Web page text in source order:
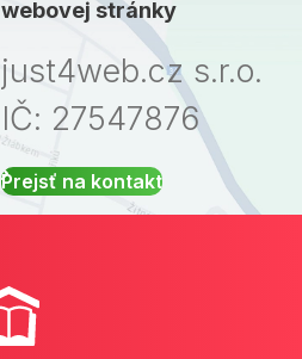
webovej stránky
just4web.cz s.r.o.
IČ: 27547876
Prejsť na kontakt